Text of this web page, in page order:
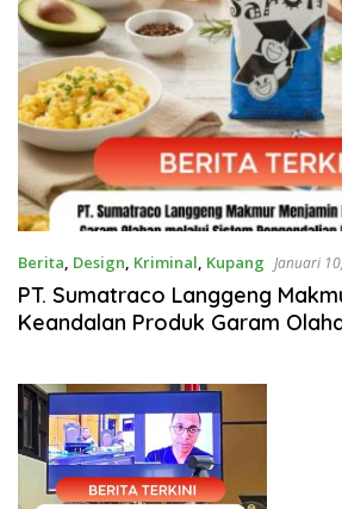
Berita, Design, Kriminal, Kupang Januari
PT. Sumatraco Langgeng
Keandalan Produk Garam